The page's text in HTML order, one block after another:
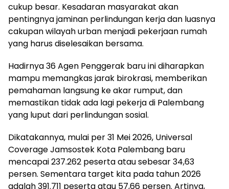
cukup besar. Kesadaran masyarakat akan
pentingnya jaminan perlindungan kerja dan luasnya
cakupan wilayah urban menjadi pekerjaan rumah
yang harus diselesaikan bersama.
​Hadirnya 36 Agen Penggerak baru ini diharapkan
mampu memangkas jarak birokrasi, memberikan
pemahaman langsung ke akar rumput, dan
memastikan tidak ada lagi pekerja di Palembang
yang luput dari perlindungan sosial.
Dikatakannya, mulai per 31 Mei 2026, Universal
Coverage Jamsostek Kota Palembang baru
mencapai 237.262 peserta atau sebesar 34,63
persen. Sementara target kita pada tahun 2026
adalah 391.711 peserta atau 57,66 persen. Artinya,